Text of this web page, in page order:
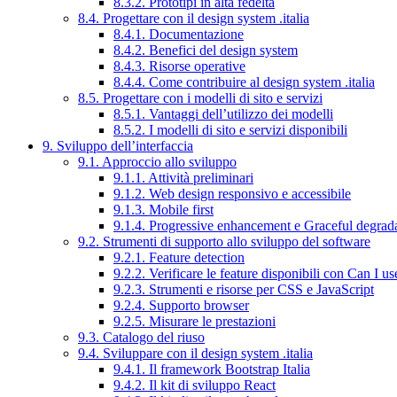
8.4. Progettare con il design system .italia
8.4.1. Documentazione
8.4.2. Benefici del design system
8.4.3. Risorse operative
8.4.4. Come contribuire al design system .italia
8.5. Progettare con i modelli di sito e servizi
8.5.1. Vantaggi dell’utilizzo dei modelli
8.5.2. I modelli di sito e servizi disponibili
9. Sviluppo dell’interfaccia
9.1. Approccio allo sviluppo
9.1.1. Attività preliminari
9.1.2. Web design responsivo e accessibile
9.1.3. Mobile first
9.1.4. Progressive enhancement e Graceful
9.2. Strumenti di supporto allo sviluppo del software
9.2.1. Feature detection
9.2.2. Verificare le feature disponibili con Can I
9.2.3. Strumenti e risorse per CSS e JavaScript
9.2.4. Supporto browser
9.2.5. Misurare le prestazioni
9.3. Catalogo del riuso
9.4. Sviluppare con il design system .italia
9.4.1. Il framework Bootstrap Italia
9.4.2. Il kit di sviluppo React